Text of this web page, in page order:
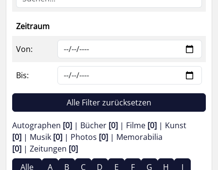
Zeitraum
Von:
Bis:
Alle Filter zurücksetzen
Autographen [0] Bücher [0] Filme [0]
Kunst
[0]
Musik [0] Photos [0]
Memorabilia
[0]
Zeitungen [0]
Alle
A B C D E F G H
I